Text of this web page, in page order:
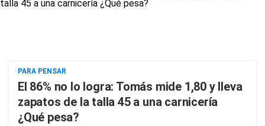
PARA PENSAR
El 86% no lo logra: Tomás mide 1,80 y lleva
zapatos de la talla 45 a una carnicería
¿Qué pesa?